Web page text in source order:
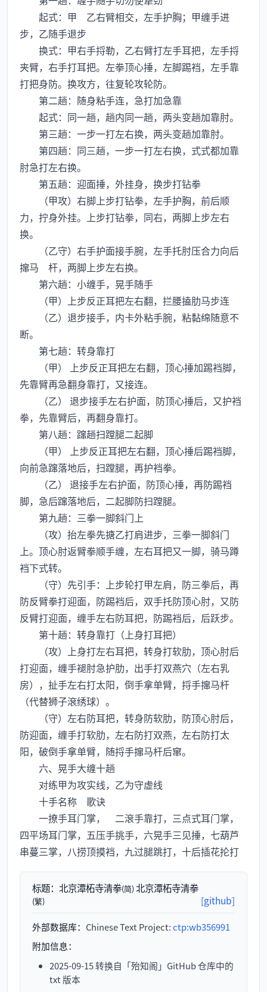
起式：甲 乙右臂相交，左手护胸；甲缠手进
步，乙随手退步
换式：甲右手捋勒，乙右臂打左手耳把，左手捋
夹臂，右手打耳把。左拳顶心捶，左脚踢裆，左手靠
打把身防。换攻方，往复轮攻轮防。
第二趟：随身粘手连，急打加急靠
起式：同一趟，趟内同一趟，两头变趟加靠肘。
第三趟：一步一打左右换，两头变趟加靠肘。
第四趟：同三趟，一步一打左右换，式式都加靠
肘急打左右换。
第五趟：迎面捶，外挂身，换步打钻拳
（甲攻）右脚上步打钻拳，左手护胸，前后顺
力，拧身外挂。上步打钻拳，同右，两脚上步左右
换。
（乙守）右手护面接手腕，左手托肘压合力向后
撺马 杆，两脚上步左右换。
第六趟：小缠手，晃手随手
（甲）上步反正耳把左右翻，拦腰搕肋马步连
（乙）退步接手，内卡外粘手腕，粘黏绵随意不
断。
第七趟：转身靠打
（甲） 上步反正耳把左右翻，顶心捶加踢裆脚，
先靠臂再急翻身靠打，又接连。
（乙） 退步接手左右护面，防顶心捶后，又护裆
拳，先靠臂后，再翻身靠打。
第八趟：蹿趟扫蹚腿二起脚
（甲） 上步反正耳把左右翻，顶心捶后踢裆脚，
向前急蹿落地后，扫蹚腿，再护裆拳。
（乙） 退接手左右护面，防顶心捶，再防踢裆
脚，急后蹿落地后，二起脚防扫蹚腿。
第九趟：三拳一脚斜门上
（攻）抬左拳先搪乙打肩进步，三拳一脚斜门
上。顶心肘返臂拳顺手缠，左右耳把又一脚，骑马蹲
裆下式转。
（守）先引手：上步轮打甲左肩，防三拳后，再
防反臂拳打迎面，防踢裆后，双手托防顶心肘，又防
反臂打迎面，缠手左右防耳把，防踢裆后，后跃步。
第十趟：转身靠打（上身打耳把）
（攻）上身打左右耳把，转身打软肋，顶心肘后
打迎面，缠手褪肘急护肋，出手打双燕穴（左右乳
房），扯手左右打太阳，倒手拿单臂，捋手撺马杆
（代替狮子滾绣球）。
（守）左右防耳把，转身防软肋，防顶心肘后，
防迎面，缠手打软肋，左右防打双燕，左右防打太
阳，破倒手拿单臂，随捋手撺马杆后窜。
六、晃手大缠十趟
对练甲为攻实线，乙为守虚线
十手名称 歌诀
一撩手耳门掌， 二滾手靠打，三点式耳门掌，
四平场耳门掌，五压手挑手，六晃手三见捶，七葫芦
串蔓三掌，八捞顶摸裆，九过腿跳打，十后插花抡打
标题： 北京潭柘寺清拳(简)北京潭柘寺清拳
(繁) [github]
外部数据库： Chinese Text Project:ctp:wb356991
附加信息：
2025-09-15 转换自「殆知阁」GitHub 仓库中的
txt 版本